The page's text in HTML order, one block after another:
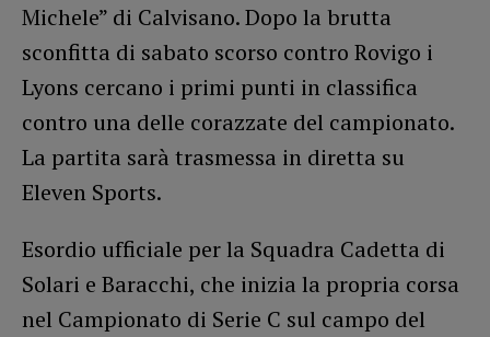
Michele” di Calvisano. Dopo la brutta
sconfitta di sabato scorso contro Rovigo i
Lyons cercano i primi punti in classifica
contro una delle corazzate del campionato.
La partita sarà trasmessa in diretta su
Eleven Sports.
Esordio ufficiale per la Squadra Cadetta di
Solari e Baracchi, che inizia la propria corsa
nel Campionato di Serie C sul campo del